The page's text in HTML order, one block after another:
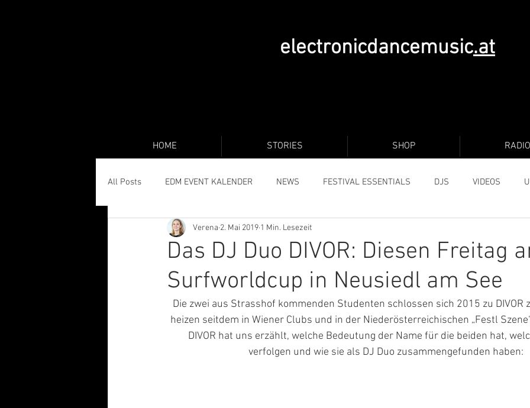
electronicdancemusic.at
HOME STORIES SHOP RADIO
All Posts EDM EVENT KALENDER NEWS FESTIVAL ESSENTIALS DJS VIDEOS
Das DJ Duo DIVOR: Diesen Freitag
Surfworldcup in Neusiedl am See
Verena 2. Mai 2019 1 Min. Lesezeit
Die zwei aus Strasshof kommenden Studenten schlossen sich 2015 zu DIVOR
heizen seitdem in Wiener Clubs und in der Niederösterreichischen „Festl
DIVOR hat uns erzählt, welche Bedeutung der Name für die beiden hat,
verfolgen und wie sie als DJ Duo zusammengefunden haben: